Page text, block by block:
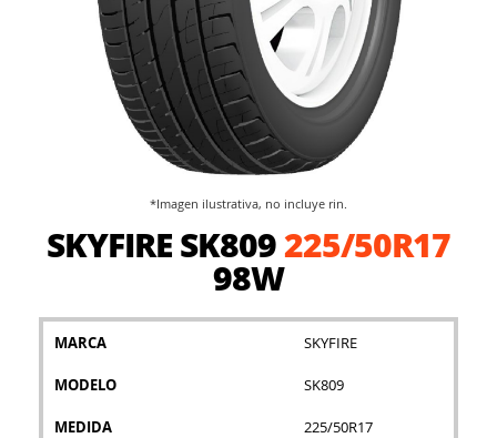
SKYFIRE SK809225/50R17
98W
MARCA SKYFIRE
MODELO SK809
MEDIDA 225/50R17
*Imagen ilustrativa, no incluye rin.
galería
imágenes